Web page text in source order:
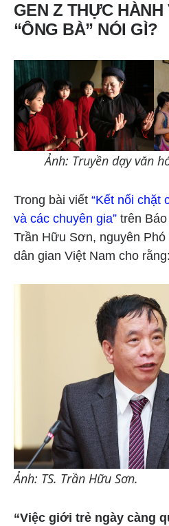
GEN Z THỰC HÀNH
“ÔNG BÀ” NÓI GÌ?
Ảnh: Truyền dạy văn
Trong bài viết “Kết nối chặt
và các chuyên gia”trên Báo
Trần Hữu Sơn, nguyên
dân gian Việt Nam cho rằng:
Ảnh: TS. Trần Hữu Sơn.
“Việc giới trẻ ngày càng